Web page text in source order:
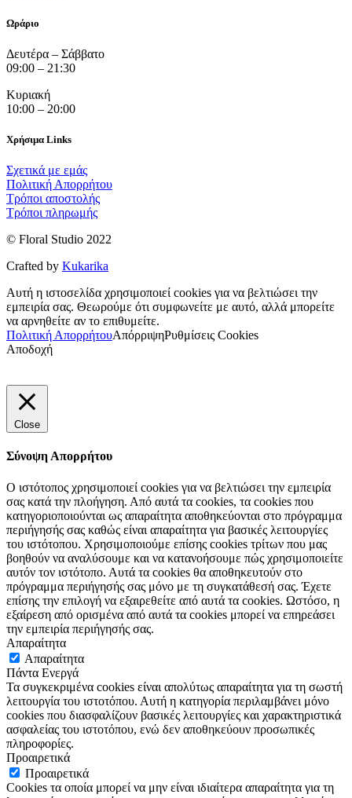
Ωράριο
Δευτέρα – Σάββατο
09:00 – 21:30
Κυριακή
10:00 – 20:00
Χρήσιμα Links
Σχετικά με εμάς
Πολιτική Απορρήτου
Τρόποι αποστολής
Τρόποι πληρωμής
© Floral Studio 2022
Crafted by Kukarika
Αυτή η ιστοσελίδα χρησιμοποιεί cookies για να βελτιώσει την
εμπειρία σας. Θεωρούμε ότι συμφωνείτε με αυτό, αλλά μπορείτε
να αρνηθείτε αν το επιθυμείτε.
Πολιτική ΑπορρήτουΑπόρριψηΡυθμίσεις Cookies
Αποδοχή
Close
Σύνοψη Απορρήτου
Ο ιστότοπος χρησιμοποιεί cookies για να βελτιώσει την εμπειρία
σας κατά την πλοήγηση. Από αυτά τα cookies, τα cookies που
κατηγοριοποιούνται ως απαραίτητα αποθηκεύονται στο πρόγραμμα
περιήγησής σας καθώς είναι απαραίτητα για βασικές λειτουργίες
του ιστότοπου. Χρησιμοποιούμε επίσης cookies τρίτων που μας
βοηθούν να αναλύσουμε και να κατανοήσουμε πώς χρησιμοποιείτε
αυτόν τον ιστότοπο. Αυτά τα cookies θα αποθηκευτούν στο
πρόγραμμα περιήγησής σας μόνο με τη συγκατάθεσή σας. Έχετε
επίσης την επιλογή να εξαιρεθείτε από αυτά τα cookies. Ωστόσο, η
εξαίρεση από ορισμένα από αυτά τα cookies μπορεί να επηρεάσει
την εμπειρία περιήγησής σας.
Απαραίτητα
Απαραίτητα
Πάντα Ενεργά
Τα συγκεκριμένα cookies είναι απολύτως απαραίτητα για τη σωστή
λειτουργία του ιστοτόπου. Αυτή η κατηγορία περιλαμβάνει μόνο
cookies που διασφαλίζουν βασικές λειτουργίες και χαρακτηριστικά
ασφαλείας του ιστοτόπου, ενώ δεν αποθηκεύουν προσωπικές
πληροφορίες.
Προαιρετικά
Προαιρετικά
Cookies τα οποία μπορεί να μην είναι ιδιαίτερα απαραίτητα για τη